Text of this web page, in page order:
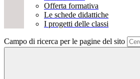
Offerta formativa
Le schede didattiche
I progetti delle classi
Campo di ricerca per le pagine del sito